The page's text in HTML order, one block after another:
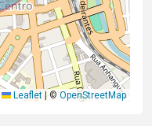
Leaflet |©OpenStreetMap